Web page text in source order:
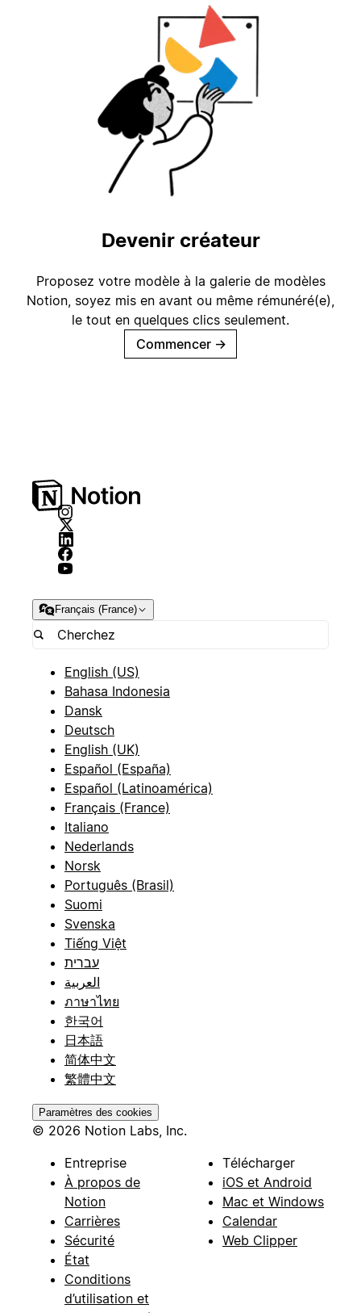
Devenir créateur
Proposez votre modèle à la galerie de modèles
Notion, soyez mis en avant ou même rémunéré(e),
le tout en quelques clics seulement.
Commencer →
Français (France)
English (US)
Bahasa Indonesia
Dansk
Deutsch
English (UK)
Español (España)
Español (Latinoamérica)
Français (France)
Italiano
Nederlands
Norsk
Português (Brasil)
Suomi
Svenska
Tiếng Việt
עברית
العربية
ภาษาไทย
한국어
日本語
简体中文
繁體中文
Paramètres des cookies
© 2026 Notion Labs, Inc.
Entreprise
À propos de
Notion
Carrières
Sécurité
État
Conditions
d’utilisation et
Télécharger
iOS et Android
Mac et Windows
Calendar
Web Clipper